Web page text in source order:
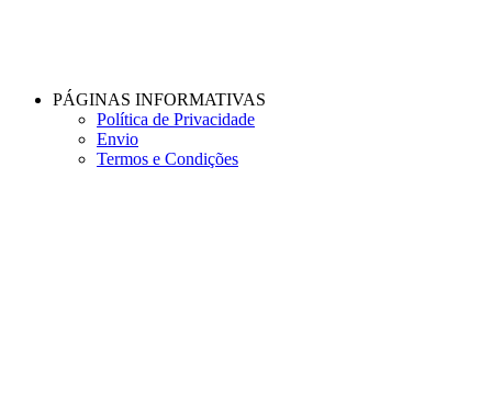
PÁGINAS INFORMATIVAS
Política de Privacidade
Envio
Termos e Condições